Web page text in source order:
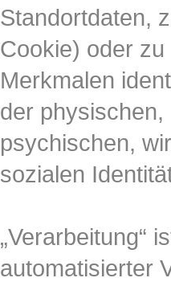
Standortdaten,
Cookie) oder
Merkmalen
der
psychischen,
sozialen
„Verarbeitung“
automatisierter